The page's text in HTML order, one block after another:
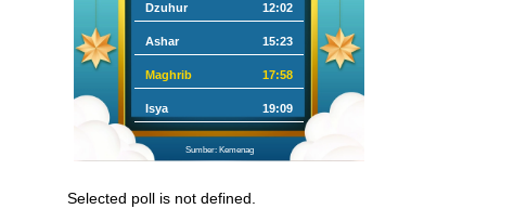
Dzuhur 12:02
Ashar 15:23
Maghrib 17:58
Isya 19:09
Sumber: Kemenag
Selected poll is not defined.